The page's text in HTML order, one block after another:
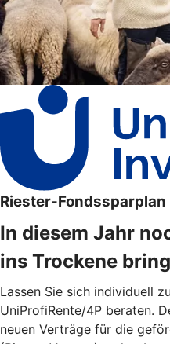
Riester-
In diesem Jahr
ins Trockene
Lassen Sie sich individuell
UniProfiRente/4P beraten.
neuen Verträge für die